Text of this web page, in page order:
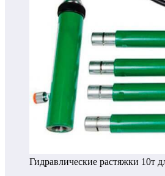
Гидравлические растяжки 10т